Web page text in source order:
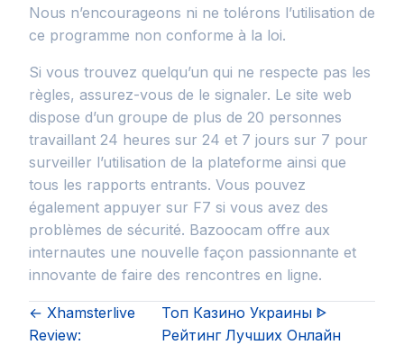
Nous n’encourageons ni ne tolérons l’utilisation de
ce programme non conforme à la loi.
Si vous trouvez quelqu’un qui ne respecte pas les
règles, assurez-vous de le signaler. Le site web
dispose d’un groupe de plus de 20 personnes
travaillant 24 heures sur 24 et 7 jours sur 7 pour
surveiller l’utilisation de la plateforme ainsi que
tous les rapports entrants. Vous pouvez
également appuyer sur F7 si vous avez des
problèmes de sécurité. Bazoocam offre aux
internautes une nouvelle façon passionnante et
innovante de faire des rencontres en ligne.
← Xhamsterlive
Review:
Топ Казино Украины ᐈ
Рейтинг Лучших Онлайн